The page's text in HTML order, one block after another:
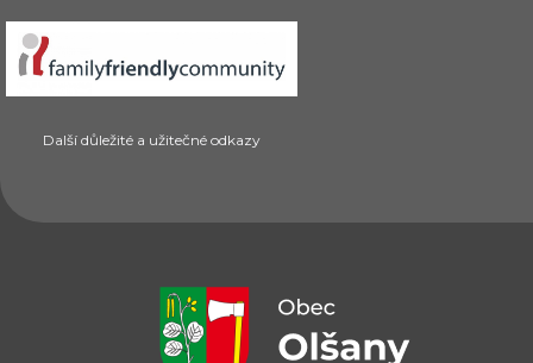
Další důležité a užitečné odkazy